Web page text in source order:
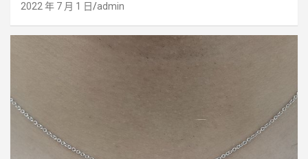
2022 年 7 月 1 日 admin